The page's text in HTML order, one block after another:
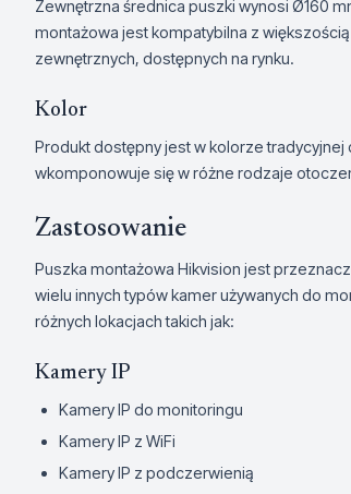
Zewnętrzna średnica puszki wynosi Ø160
montażowa jest kompatybilna z
zewnętrznych, dostępnych na rynku.
Kolor
Produkt dostępny jest w kolorze tradycyjnej
wkomponowuje się w różne rodzaje
Zastosowanie
Puszka montażowa Hikvision jest
wielu innych typów kamer używanych do
różnych lokacjach takich jak:
Kamery IP
Kamery IP do monitoringu
Kamery IP z WiFi
Kamery IP z podczerwienią